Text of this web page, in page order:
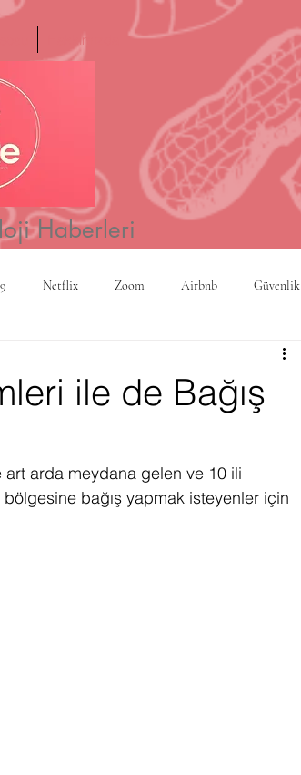
Hakkımızda
Haberleri
Netflix Zoom Airbnb Güvenlik
Akıllı Şehirler
ile de Bağış
art arda meydana gelen ve 10 ili
bağış yapmak isteyenler için